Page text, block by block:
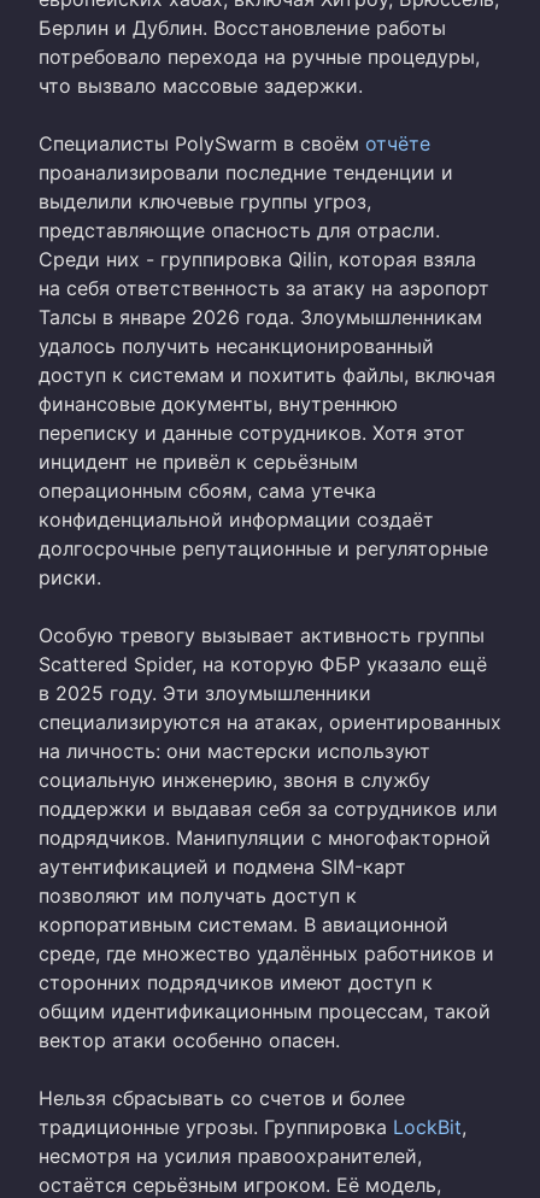
Берлин и Дублин. Восстановление работы
потребовало перехода на ручные процедуры,
что вызвало массовые задержки.
Специалисты PolySwarm в своём отчёте
проанализировали последние тенденции и
выделили ключевые группы угроз,
представляющие опасность для отрасли.
Среди них - группировка Qilin, которая взяла
на себя ответственность за атаку на аэропорт
Талсы в январе 2026 года. Злоумышленникам
удалось получить несанкционированный
доступ к системам и похитить файлы, включая
финансовые документы, внутреннюю
переписку и данные сотрудников. Хотя этот
инцидент не привёл к серьёзным
операционным сбоям, сама утечка
конфиденциальной информации создаёт
долгосрочные репутационные и регуляторные
риски.
Особую тревогу вызывает активность группы
Scattered Spider, на которую ФБР указало ещё
в 2025 году. Эти злоумышленники
специализируются на атаках, ориентированных
на личность: они мастерски используют
социальную инженерию, звоня в службу
поддержки и выдавая себя за сотрудников или
подрядчиков. Манипуляции с многофакторной
аутентификацией и подмена SIM-карт
позволяют им получать доступ к
корпоративным системам. В авиационной
среде, где множество удалённых работников и
сторонних подрядчиков имеют доступ к
общим идентификационным процессам, такой
вектор атаки особенно опасен.
Нельзя сбрасывать со счетов и более
традиционные угрозы. Группировка LockBit,
несмотря на усилия правоохранителей,
остаётся серьёзным игроком. Её модель,